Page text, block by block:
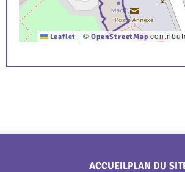
Leaflet | ©OpenStreetMap
ACCUEILPLAN DU